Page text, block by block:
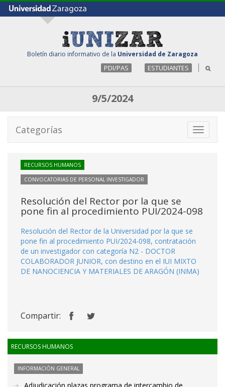
Boletín diario informativo de la Universidad de Zaragoza
PDI/PAS ESTUDIANTES
9/5/2024
Toggle
Categorías
RECURSOS HUMANOS
CONVOCATORIAS DE PERSONAL INVESTIGADOR
Resolución del Rector por la que se
pone fin al procedimiento PUI/2024-098
Resolución del Rector de la Universidad por la que se
pone fin al procedimiento PUI/2024-098, contratación
de un investigador con categoría N2 - DOCTOR
COLABORADOR JUNIOR, con destino en el IUI MIXTO
DE NANOCIENCIA Y MATERIALES DE ARAGÓN (INMA)
Compartir:
RECURSOS HUMANOS
INFORMACIÓN GENERAL